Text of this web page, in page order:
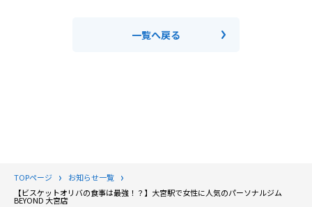
一覧へ戻る
TOPページ
お知らせ一覧
【ビスケットオリバの食事は最強！？】大宮駅で女性に人気のパーソナルジム
BEYOND 大宮店